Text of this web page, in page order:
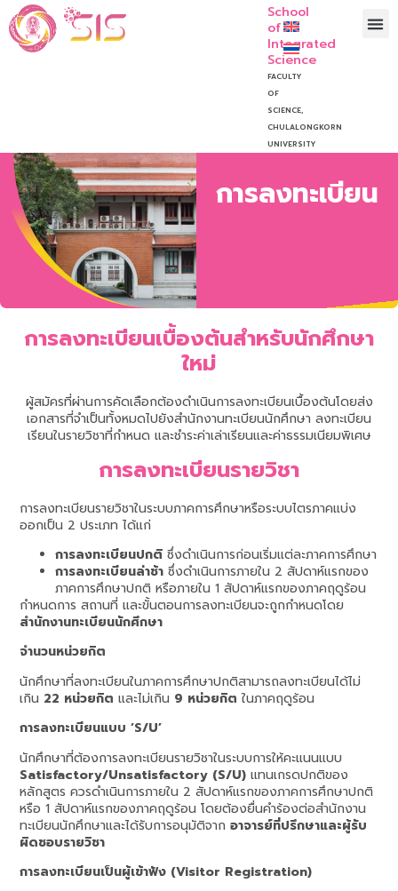
School
of
Integrated
Science
FACULTY
OF
SCIENCE,
CHULALONGKORN
UNIVERSITY
การลงทะเบียน
การลงทะเบียนเบื้องต้นสำหรับนักศึกษา
ใหม่
ผู้สมัครที่ผ่านการคัดเลือกต้องดำเนินการลงทะเบียนเบื้องต้นโดยส่ง
เอกสารที่จำเป็นทั้งหมดไปยังสำนักงานทะเบียนนักศึกษา ลงทะเบียน
เรียนในรายวิชาที่กำหนด และชำระค่าเล่าเรียนและค่าธรรมเนียมพิเศษ
การลงทะเบียนรายวิชา
การลงทะเบียนรายวิชาในระบบภาคการศึกษาหรือระบบไตรภาคแบ่ง
ออกเป็น 2 ประเภท ได้แก่
การลงทะเบียนปกติ ซึ่งดำเนินการก่อนเริ่มแต่ละภาคการศึกษา
การลงทะเบียนล่าช้า ซึ่งดำเนินการภายใน 2 สัปดาห์แรกของ
ภาคการศึกษาปกติ หรือภายใน 1 สัปดาห์แรกของภาคฤดูร้อน
กำหนดการ สถานที่ และขั้นตอนการลงทะเบียนจะถูกกำหนดโดย
สำนักงานทะเบียนนักศึกษา
จำนวนหน่วยกิต
นักศึกษาที่ลงทะเบียนในภาคการศึกษาปกติสามารถลงทะเบียนได้ไม่
เกิน 22 หน่วยกิต และไม่เกิน 9 หน่วยกิต ในภาคฤดูร้อน
การลงทะเบียนแบบ ‘S/U’
นักศึกษาที่ต้องการลงทะเบียนรายวิชาในระบบการให้คะแนนแบบ
Satisfactory/Unsatisfactory (S/U) แทนเกรดปกติของ
หลักสูตร ควรดำเนินการภายใน 2 สัปดาห์แรกของภาคการศึกษาปกติ
หรือ 1 สัปดาห์แรกของภาคฤดูร้อน โดยต้องยื่นคำร้องต่อสำนักงาน
ทะเบียนนักศึกษาและได้รับการอนุมัติจากอาจารย์ที่ปรึกษาและผู้รับ
ผิดชอบรายวิชา
การลงทะเบียนเป็นผู้เข้าฟัง (Visitor Registration)